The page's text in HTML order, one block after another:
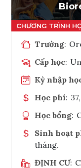
Trường:
Cấp học:
Kỳ nhập
Học phí:
Học bổng:
Sinh hoạt
tháng.
ĐỊNH CƯ: